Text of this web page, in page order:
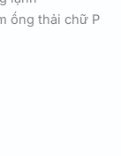
ống thải chữ P